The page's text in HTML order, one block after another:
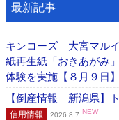
最新記事
キンコーズ 大宮マル
紙再生紙「おきあがみ
体験を実施【８月９日】
【倒産情報 新潟県】
信用情報 2026.8.7 NEW